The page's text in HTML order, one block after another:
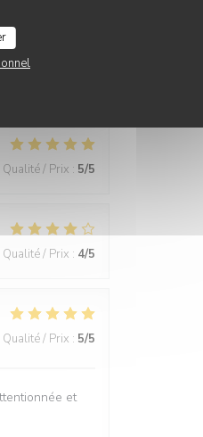
Qualité / Prix
Qualité / Prix : 5/5
Qualité / Prix : 4/5
Qualité / Prix : 5/5
et